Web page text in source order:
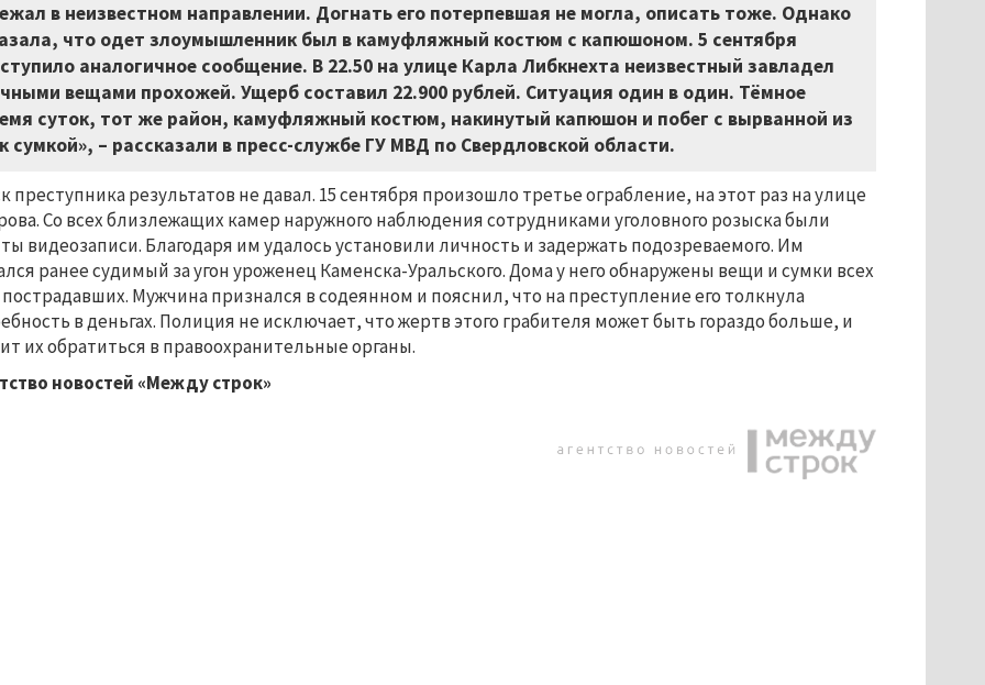
в неизвестном направлении. Догнать его потерпевшая не могла, описать тоже. Однако
что одет злоумышленник был в камуфляжный костюм с капюшоном. 5 сентября
аналогичное сообщение. В 22.50 на улице Карла Либкнехта неизвестный завладел
вещами прохожей. Ущерб составил 22.900 рублей. Ситуация один в один. Тёмное
суток, тот же район, камуфляжный костюм, накинутый капюшон и побег с вырванной из
сумкой», – рассказали в пресс-службе ГУ МВД по Свердловской области.
преступника результатов не давал. 15 сентября произошло третье ограбление, на этот раз на улице
Со всех близлежащих камер наружного наблюдения сотрудниками уголовного розыска были
видеозаписи. Благодаря им удалось установили личность и задержать подозреваемого. Им
ранее судимый за угон уроженец Каменска-Уральского. Дома у него обнаружены вещи и сумки всех
пострадавших. Мужчина признался в содеянном и пояснил, что на преступление его толкнула
в деньгах. Полиция не исключает, что жертв этого грабителя может быть гораздо больше, и
их обратиться в правоохранительные органы.
новостей «Между строк»